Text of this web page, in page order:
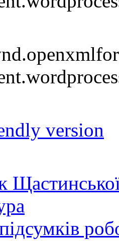
version